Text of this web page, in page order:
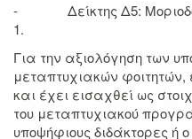
- Δείκτης Δ5:
1.
Για την αξιολόγηση των
μεταπτυχιακών φοιτητών,
και έχει εισαχθεί ως
του μεταπτυχιακού
υποψήφιους διδάκτορες ή